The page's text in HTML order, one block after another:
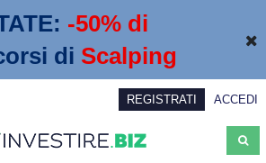
-50% di
di Scalping
REGISTRATI ACCEDI